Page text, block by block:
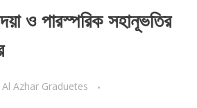
ও পারস্পরিক সহানূভতির
Al Azhar Graduetes